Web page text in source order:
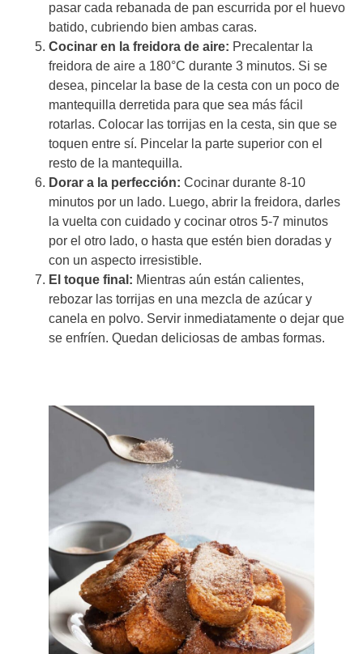
pasar cada rebanada de pan escurrida por el huevo
batido, cubriendo bien ambas caras.
Cocinar en la freidora de aire: Precalentar la
freidora de aire a 180°C durante 3 minutos. Si se
desea, pincelar la base de la cesta con un poco de
mantequilla derretida para que sea más fácil
rotarlas. Colocar las torrijas en la cesta, sin que se
toquen entre sí. Pincelar la parte superior con el
resto de la mantequilla.
Dorar a la perfección: Cocinar durante 8-10
minutos por un lado. Luego, abrir la freidora, darles
la vuelta con cuidado y cocinar otros 5-7 minutos
por el otro lado, o hasta que estén bien doradas y
con un aspecto irresistible.
El toque final: Mientras aún están calientes,
rebozar las torrijas en una mezcla de azúcar y
canela en polvo. Servir inmediatamente o dejar que
se enfríen. Quedan deliciosas de ambas formas.